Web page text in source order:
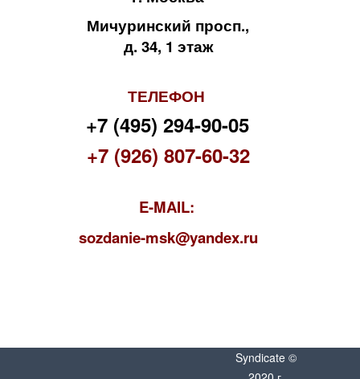
Мичуринский просп.,
д. 34, 1 этаж
ТЕЛЕФОН
+7 (495) 294-90-05
+7 (926) 807-60-32
E-MAIL:
sozdanie-msk@yandex.ru
Syndicate ©